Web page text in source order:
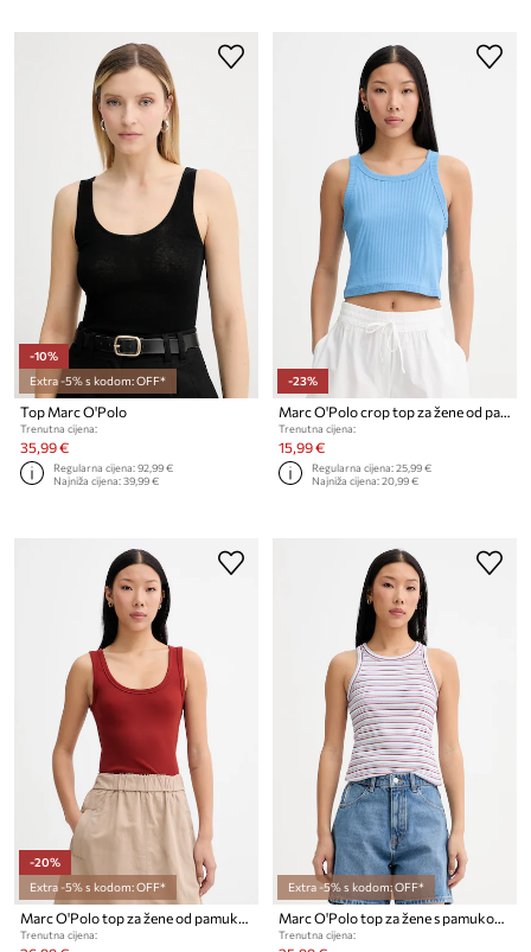
-10%
Extra -5% s kodom: OFF*
Top Marc O'Polo
Trenutna cijena:
35,99 €
Regularna cijena:92,99 €
Najniža cijena:39,99 €
-23%
Trenutna cijena:
15,99 €
Regularna cijena:25,99 €
Najniža cijena:20,99 €
-20%
Extra -5% s kodom: OFF*
Marc O'Polo top za žene od pamuka s elastanom
Trenutna cijena:
Extra -5% s kodom: OFF*
Marc O'Polo top za žene s pamukom
Trenutna cijena: